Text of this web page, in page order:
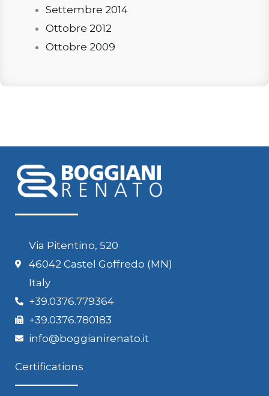
Settembre 2014
Ottobre 2012
Ottobre 2009
Via Pitentino, 520
46042 Castel Goffredo (MN)
Italy
+39.0376.779364
+39.0376.780183
info@boggianirenato.it
Certifications